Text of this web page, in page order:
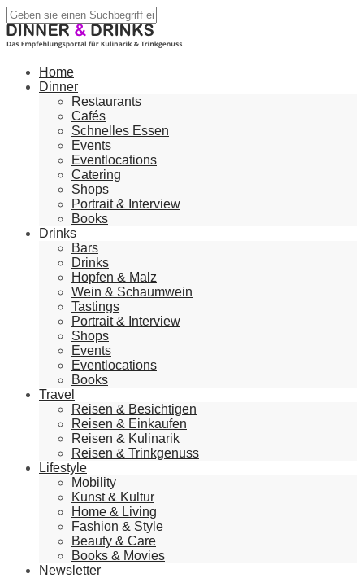
Home
Dinner
Restaurants
Cafés
Schnelles Essen
Events
Eventlocations
Catering
Shops
Portrait & Interview
Books
Drinks
Bars
Drinks
Hopfen & Malz
Wein & Schaumwein
Tastings
Portrait & Interview
Shops
Events
Eventlocations
Books
Travel
Reisen & Besichtigen
Reisen & Einkaufen
Reisen & Kulinarik
Reisen & Trinkgenuss
Lifestyle
Mobility
Kunst & Kultur
Home & Living
Fashion & Style
Beauty & Care
Books & Movies
Newsletter